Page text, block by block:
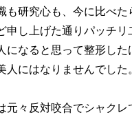
も研究心も、今に比べ
し上げた通りパッチリ
になると思って整形した
人にはなりませんでした
々反対咬合でシャクレ